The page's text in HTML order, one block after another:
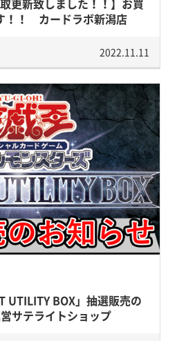
！！ カードラボ新潟店
2022.11.11
UTILITY BOX」抽選販売の
サテライトショップ